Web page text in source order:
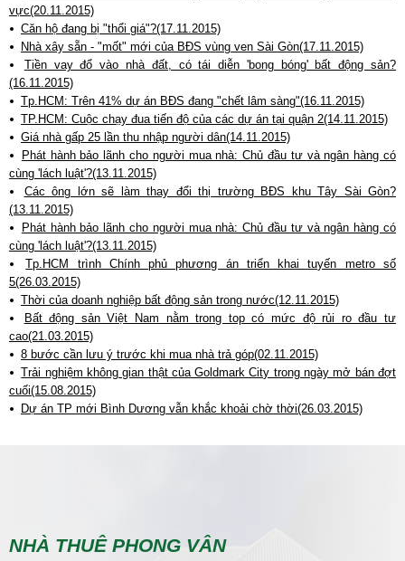
vực(20.11.2015)
Căn hộ đang bị "thổi giá"?(17.11.2015)
Nhà xây sẵn - "mốt" mới của BĐS vùng ven Sài Gòn(17.11.2015)
Tiền vay đổ vào nhà đất, có tái diễn 'bong bóng' bất động sản?
(16.11.2015)
Tp.HCM: Trên 41% dự án BĐS đang "chết lâm sàng"(16.11.2015)
TP.HCM: Cuộc chạy đua tiến độ của các dự án tại quận 2(14.11.2015)
Giá nhà gấp 25 lần thu nhập người dân(14.11.2015)
Phát hành bảo lãnh cho người mua nhà: Chủ đầu tư và ngân hàng có
cùng 'lách luật'?(13.11.2015)
Các ông lớn sẽ làm thay đổi thị trường BĐS khu Tây Sài Gòn?
(13.11.2015)
Phát hành bảo lãnh cho người mua nhà: Chủ đầu tư và ngân hàng có
cùng 'lách luật'?(13.11.2015)
Tp.HCM trình Chính phủ phương án triển khai tuyến metro số
5(26.03.2015)
Thời của doanh nghiệp bất động sản trong nước(12.11.2015)
Bất động sản Việt Nam nằm trong top có mức độ rủi ro đầu tư
cao(21.03.2015)
8 bước cần lưu ý trước khi mua nhà trả góp(02.11.2015)
Trải nghiệm không gian thật của Goldmark City trong ngày mở bán đợt
cuối(15.08.2015)
Dự án TP mới Bình Dương vẫn khắc khoải chờ thời(26.03.2015)
NHÀ THUÊ PHONG VÂN